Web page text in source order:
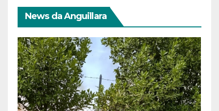
News da Anguillara